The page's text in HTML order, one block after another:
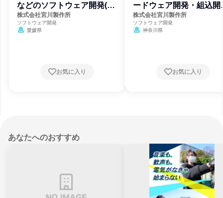
などのソフトウェア開発(松
山)
株式会社宮川製作所
ソフトウェア開発
愛媛県
お気に入り
ードウェア開発・組込開
(横浜)
株式会社宮川製作所
ソフトウェア開発
神奈川県
お気に入り
あなたへのおすすめ